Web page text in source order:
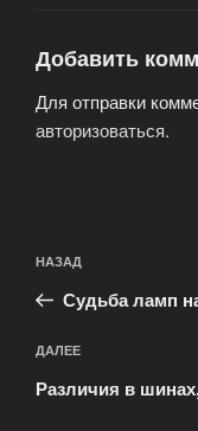
Добавить
Для отправки
авторизоваться.
по
записям
Предыдущая
запись:
НАЗАД
Судьба ламп
Следующая
запись
ДАЛЕЕ
Различия в